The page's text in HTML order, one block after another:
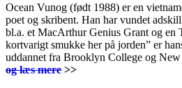
Ocean Vunog (født 1988) er en
poet og skribent. Han har vundet
bl.a. et MacArthur Genius Grant og en
kortvarigt smukke her på jorden” er
uddannet fra Brooklyn College og
og læs mere >>